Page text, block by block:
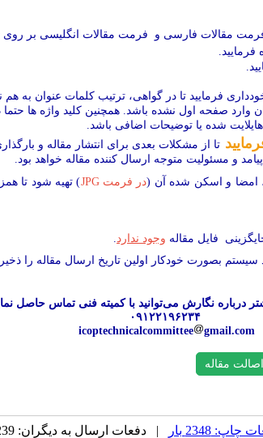
مقالات فارسی و فرمت مقالات انگلیسی بر روی
فرمایید.
فرمایید تا در گواهی، ترتیب کلمات عنوان به هم
وارد صفحه اول نشده باشد. همچنین کلید واژه ها
شده یا توضیحات اضافی باشد.
امضا و اسکن شده آن (در فرمت JPG ) تهیه شود تا
فایل مقاله وجود ندارد.
سیستم بصورت خودکار اولین تاریخ ارسال مقاله را
درباره نگارش می‌توانید با کمیته فنی تماس حاصل
۰۹۱۲۲۱۹۶۲۳۴
icoptechnicalcommittee
gmail.com
مقاله
چاپ: 2348 بار | دفعات ارسال به دیگران: 239 بار |